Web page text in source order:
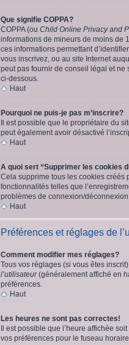
Que signifie COPPA?
COPPA (ou Child Online Privacy and
informations de mineurs de moins de
ces informations permettant
vous inscrivez, ou au site Internet
peut pas fournir de conseil légal et ne
ci-dessous.
Haut
Pourquoi ne puis-je pas m’inscrire?
Il est possible que le propriétaire du
peut également avoir désactivé
Haut
A quoi sert “Supprimer les cookies
Cela supprime tous les cookies créés
fonctionnalités telles que
problèmes de connexion/
Haut
Préférences et réglages de
Comment modifier mes réglages?
Tous vos réglages (si vous êtes
l’utilisateur(généralement affiché en
préférences.
Haut
Les heures ne sont pas correctes!
Il est possible que l’heure affichée
vos préférences pour le fuseau